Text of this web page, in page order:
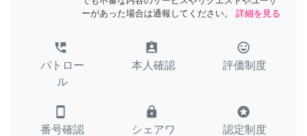
ーがあった場合は通報してください。
詳細を見る
perm_phone_msg
パトロー
ル
assignment_ind
本人確認
tag_faces
評価制度
smartphone
番号確認
lock
シェアワ
stars
認定制度